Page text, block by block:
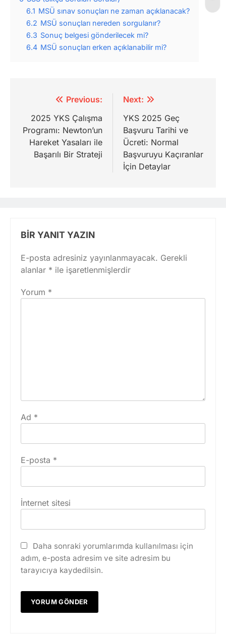
6.1 MSÜ sınav sonuçları ne zaman açıklanacak?
6.2 MSÜ sonuçları nereden sorgulanır?
6.3 Sonuç belgesi gönderilecek mi?
6.4 MSÜ sonuçları erken açıklanabilir mi?
gezinmesi
Previous:
2025 YKS Çalışma
Programı: Newton’un
Hareket Yasaları ile
Başarılı Bir Strateji
Next:
YKS 2025 Geç
Başvuru Tarihi ve
Ücreti: Normal
Başvuruyu Kaçıranlar
İçin Detaylar
BIR YANIT YAZIN
E-posta adresiniz yayınlanmayacak. Gerekli
alanlar * ile işaretlenmişlerdir
Yorum *
Ad *
E-posta *
İnternet sitesi
Daha sonraki yorumlarımda kullanılması için
adım, e-posta adresim ve site adresim bu
tarayıcıya kaydedilsin.